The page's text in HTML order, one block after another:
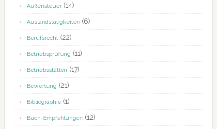
Außensteuer(14)
Auslandstätigkeiten (6)
Berufsrecht(22)
Betriebsprüfung (11)
Betriebsstätten (17)
Bewertung (21)
Bibliographie(1)
Buch-Empfehlungen (12)